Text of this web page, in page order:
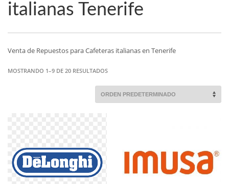
italianas Tenerife
Venta de Repuestos para Cafeteras italianas en Tenerife
MOSTRANDO 1–9 DE 20 RESULTADOS